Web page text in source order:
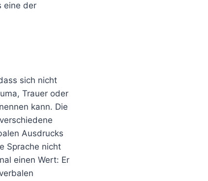
eine der
sich nicht
Trauer oder
kann. Die
Ausdrucks
Sprache nicht
einen Wert: Er